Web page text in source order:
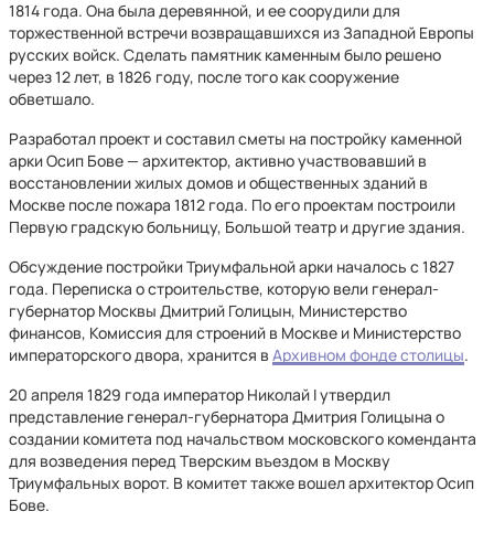
1814 года. Она была деревянной, и ее соорудили для
торжественной встречи возвращавшихся из Западной Европы
русских войск. Сделать памятник каменным было решено
через 12 лет, в 1826 году, после того как сооружение
обветшало.
Разработал проект и составил сметы на постройку каменной
арки Осип Бове — архитектор, активно участвовавший в
восстановлении жилых домов и общественных зданий в
Москве после пожара 1812 года. По его проектам построили
Первую градскую больницу, Большой театр и другие здания.
Обсуждение постройки Триумфальной арки началось с 1827
года. Переписка о строительстве, которую вели генерал-
губернатор Москвы Дмитрий Голицын, Министерство
финансов, Комиссия для строений в Москве и Министерство
императорского двора, хранится в Архивном фонде столицы.
20 апреля 1829 года император Николай I утвердил
представление генерал-губернатора Дмитрия Голицына о
создании комитета под начальством московского коменданта
для возведения перед Тверским въездом в Москву
Триумфальных ворот. В комитет также вошел архитектор Осип
Бове.